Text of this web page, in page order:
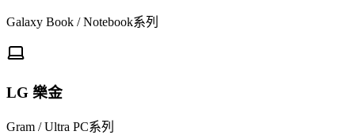
Galaxy Book / Notebook系列
LG 樂金
Gram / Ultra PC系列